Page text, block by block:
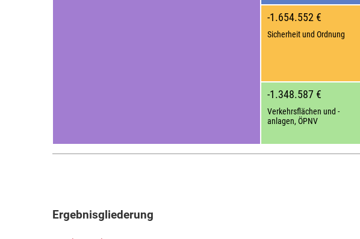
-1.654.552 €
Sicherheit und Ordnung
-1.348.587 €
Verkehrsflächen und -
anlagen, ÖPNV
Ergebnisgliederung